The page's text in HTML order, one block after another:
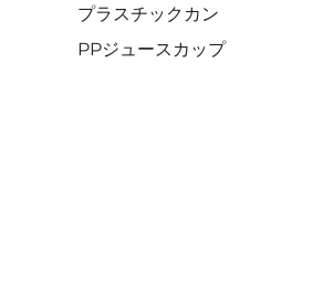
プラスチックカン
PPジュースカップ